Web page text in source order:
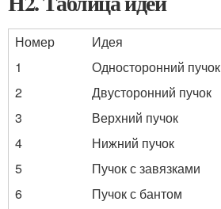
Номер
Идея
1
Односторонний пучок
2
Двусторонний пучок
3
Верхний пучок
4
Нижний пучок
5
Пучок с завязками
6
Пучок с бантом